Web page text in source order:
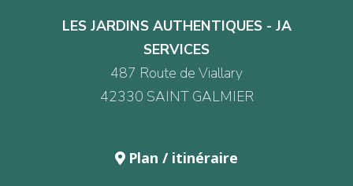
LES JARDINS AUTHENTIQUES - JA
SERVICES
487 Route de Viallary
42330 SAINT GALMIER
Plan / itinéraire